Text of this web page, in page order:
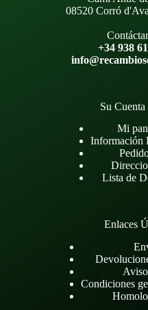
08520 Corró
+34 938
Su Cuenta
Mi
Información
Lista de
Enlaces
Condiciones